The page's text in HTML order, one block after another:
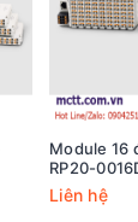
Module 16
RP20-
Liên hệ